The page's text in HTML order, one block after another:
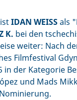
IDAN WEISSals
K. bei den
weiter: Nach
Filmfestival
der Kategorie
und Mads